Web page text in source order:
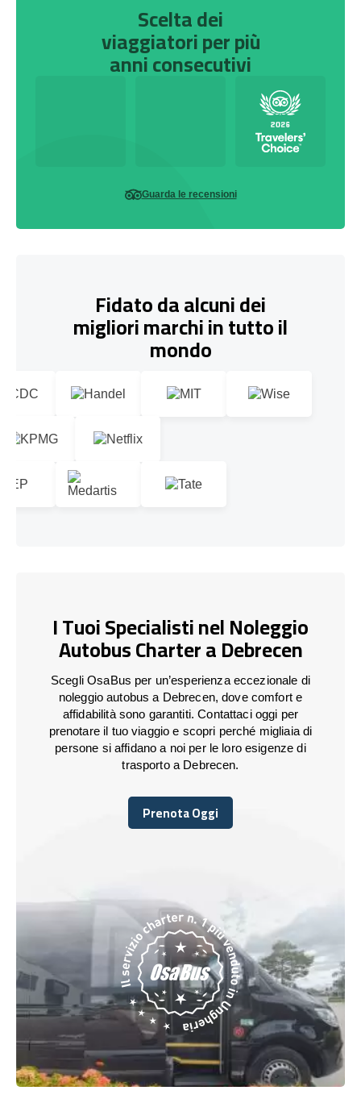
Scelta dei
viaggiatori per più
anni consecutivi
Guarda le recensioni
Fidato da alcuni dei
migliori marchi in tutto il
mondo
I Tuoi Specialisti nel Noleggio
Autobus Charter a Debrecen
Scegli OsaBus per un’esperienza eccezionale di
noleggio autobus a Debrecen, dove comfort e
affidabilità sono garantiti. Contattaci oggi per
prenotare il tuo viaggio e scopri perché migliaia di
persone si affidano a noi per le loro esigenze di
trasporto a Debrecen.
Prenota Oggi
Prenota Oggi